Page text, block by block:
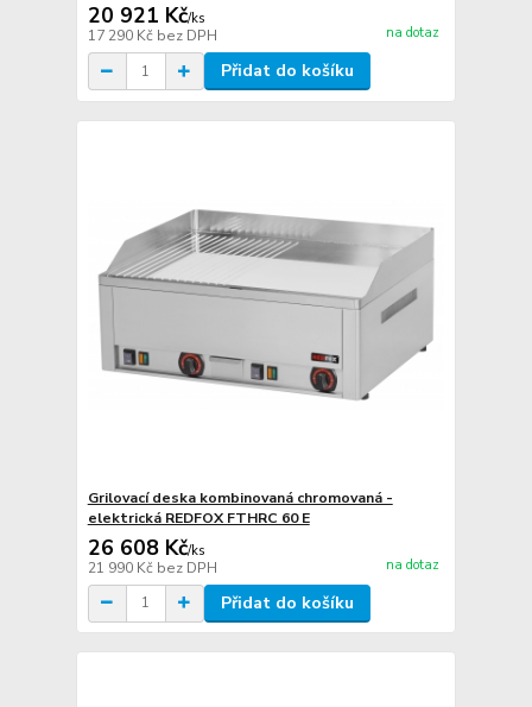
20 921 Kč/ks
17 290 Kč bez DPH na dotaz
Přidat do košíku
Grilovací deska kombinovaná chromovaná -
elektrická REDFOX FTHRC 60 E
26 608 Kč/ks
21 990 Kč bez DPH na dotaz
Přidat do košíku